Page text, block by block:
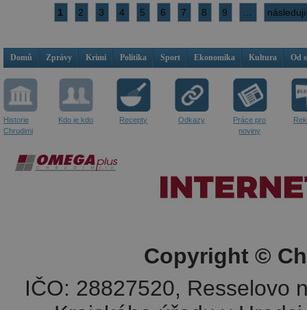
1 2 3 4 5 6 7 8 9
Domů Zprávy Krimi Politika Sport Ekonomika Kultura Od
Historie
Chrudimi
Kdo je kdo Recepty Odkazy
Práce pro
noviny
Copyright ©
IČO: 28827520, Resselovo